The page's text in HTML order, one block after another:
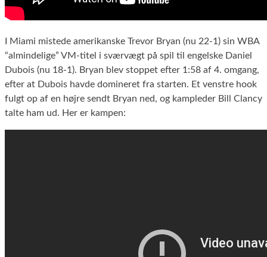
I Miami mistede amerikanske Trevor Bryan (nu 22-1) sin WBA
“almindelige” VM-titel i sværvægt på spil til engelske Daniel
Dubois (nu 18-1). Bryan blev stoppet efter 1:58 af 4. omgang,
efter at Dubois havde domineret fra starten. Et venstre hook
fulgt op af en højre sendt Bryan ned, og kampleder Bill Clancy
talte ham ud. Her er kampen: